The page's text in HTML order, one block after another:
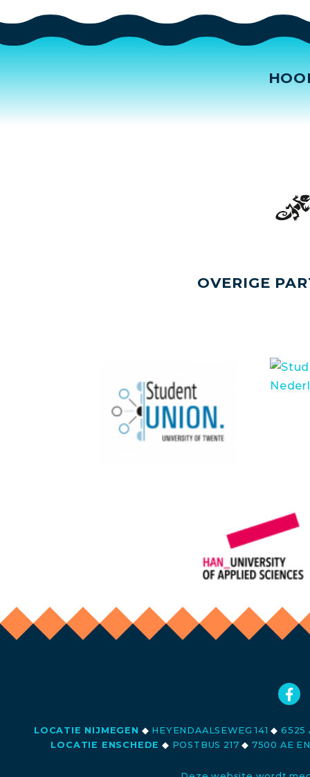
OVERIGE
LOCATIE NIJMEGEN ◆ HEYENDAALSEWEG 141◆ 6525
LOCATIE ENSCHEDE ◆ POSTBUS 217◆ 7500 AE